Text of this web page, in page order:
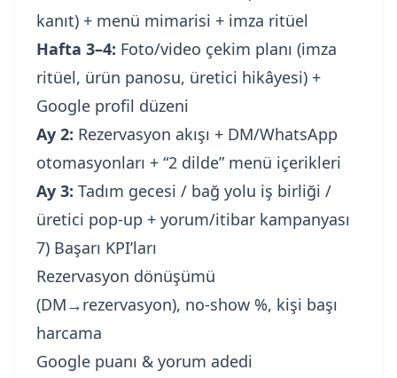
kanıt) + menü mimarisi + imza ritüel
Hafta 3–4: Foto/video çekim planı (imza
ritüel, ürün panosu, üretici hikâyesi) +
Google profil düzeni
Ay 2: Rezervasyon akışı + DM/WhatsApp
otomasyonları + “2 dilde” menü içerikleri
Ay 3: Tadım gecesi / bağ yolu iş birliği /
üretici pop-up + yorum/itibar kampanyası
7) Başarı KPI’ları
Rezervasyon dönüşümü
(DM→rezervasyon), no-show %, kişi başı
harcama
Google puanı & yorum adedi